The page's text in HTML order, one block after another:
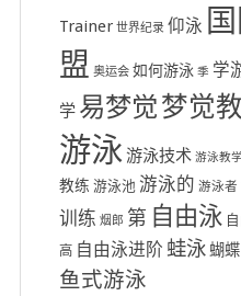
Trainer 世界纪录 仰泳
盟 奥运会 如何游泳 季 学
学 易梦觉梦觉
游泳游泳技术 游泳教学
教练 游泳池 游泳的 游泳者
训练 烟郎 第 自由泳
高 自由泳进阶 蛙泳蝴蝶
鱼式游泳